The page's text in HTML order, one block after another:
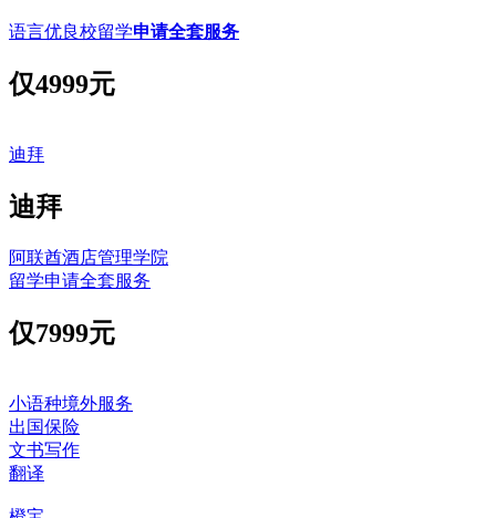
语言优良校留学申请全套服务
仅4999元
迪拜
迪拜
阿联酋酒店管理学院
留学申请全套服务
仅7999元
小语种境外服务
出国保险
文书写作
翻译